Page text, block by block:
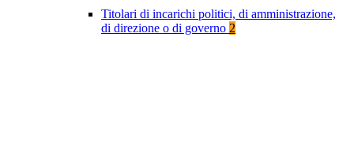
Titolari di incarichi politici, di amministrazione,
di direzione o di governo 2